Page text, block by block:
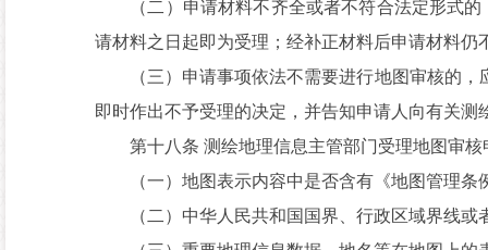
（二）申请材料不齐全或者不符合法定形式的
请材料之日起即为受理；经补正材料后申请材料
（三）申请事项依法不需要进行地图审核的，
即时作出不予受理的决定，并告知申请人向有关测
第十八条 测绘地理信息主管部门受理地图审核
（一）地图表示内容中是否含有《地图管理条
（二）中华人民共和国国界、行政区域界线或